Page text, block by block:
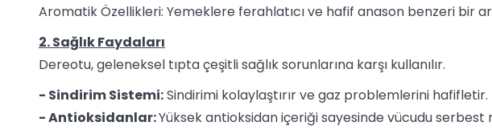
Aromatik Özellikleri: Yemeklere ferahlatıcı ve hafif anason benzeri bir
2. Sağlık Faydaları
Dereotu, geleneksel tıpta çeşitli sağlık sorunlarına karşı kullanılır.
- Sindirim Sistemi:Sindirimi kolaylaştırır ve gaz problemlerini hafifletir.
- Antioksidanlar:Yüksek antioksidan içeriği sayesinde vücudu